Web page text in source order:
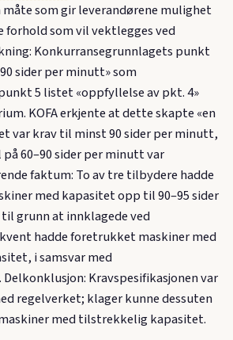
som gir leverandørene mulighet
forhold som vil vektlegges ved
Konkurransegrunnlagets punkt
sider per minutt» som
5 listet «oppfyllelse av pkt. 4»
KOFA erkjente at dette skapte «en
var krav til minst 90 sider per minutt,
60–90 sider per minutt var
faktum: To av tre tilbydere hadde
med kapasitet opp til 90–95 sider
grunn at innklagede ved
hadde foretrukket maskiner med
i samsvar med
Kravspesifikasjonen var
regelverket; klager kunne dessuten
med tilstrekkelig kapasitet.